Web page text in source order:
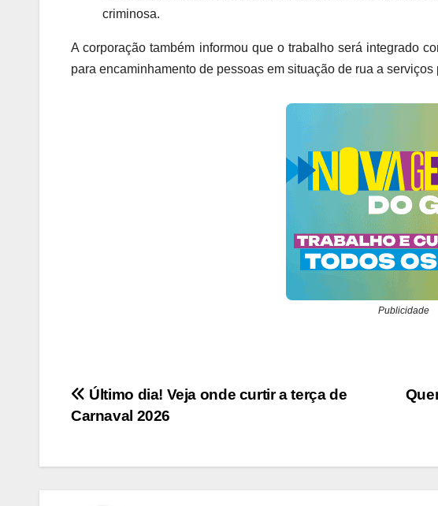
criminosa.
A corporação também informou que o trabalho será integrado
para encaminhamento de pessoas em situação de rua a serviços
Publicidade
Navegação
Post
Último dia! Veja onde curtir a terça de
Carnaval 2026